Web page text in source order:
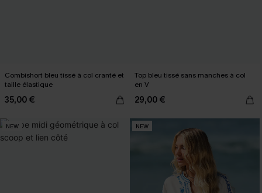
Combishort bleu tissé à col cranté et
taille élastique
35,00 €
Top bleu tissé sans manches à col
en V
29,00 €
NEW NEW